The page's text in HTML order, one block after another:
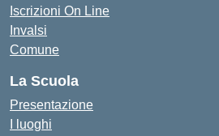
Iscrizioni On Line
Invalsi
Comune
La Scuola
Presentazione
I luoghi